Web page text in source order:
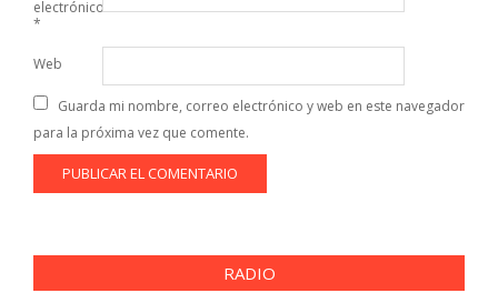
electrónico
*
Web
Guarda mi nombre, correo electrónico y web en este navegador
para la próxima vez que comente.
RADIO